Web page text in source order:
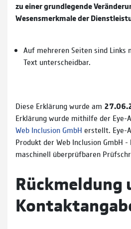
zu einer grundlegende
Wesensmerkmale der
Auf mehreren Seiten sind Links
Text unterscheidbar.
Diese Erklärung wurde am
Erklärung wurde mithilfe der Eye-
Web Inclusion GmbH erstellt. Eye-
Produkt der Web Inclusion GmbH
maschinell überprüfbaren
Rückmeldung